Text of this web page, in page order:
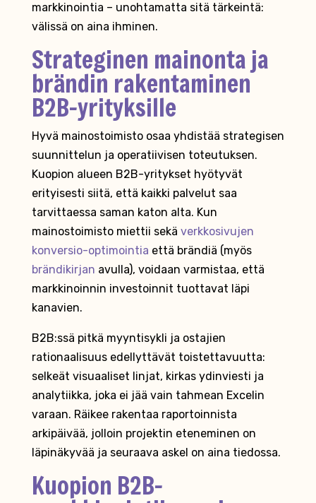
markkinointia – unohtamatta sitä tärkeintä:
välissä on aina ihminen.
Strateginen mainonta ja
brändin rakentaminen
B2B-yrityksille
Hyvä mainostoimisto osaa yhdistää strategisen
suunnittelun ja operatiivisen toteutuksen.
Kuopion alueen B2B-yritykset hyötyvät
erityisesti siitä, että kaikki palvelut saa
tarvittaessa saman katon alta. Kun
mainostoimisto miettii sekä verkkosivujen
konversio-optimointia että brändiä (myös
brändikirjan avulla), voidaan varmistaa, että
markkinoinnin investoinnit tuottavat läpi
kanavien.
B2B:ssä pitkä myyntisykli ja ostajien
rationaalisuus edellyttävät toistettavuutta:
selkeät visuaaliset linjat, kirkas ydinviesti ja
analytiikka, joka ei jää vain tahmean Excelin
varaan. Räikee rakentaa raportoinnista
arkipäivää, jolloin projektin eteneminen on
läpinäkyvää ja seuraava askel on aina tiedossa.
Kuopion B2B-